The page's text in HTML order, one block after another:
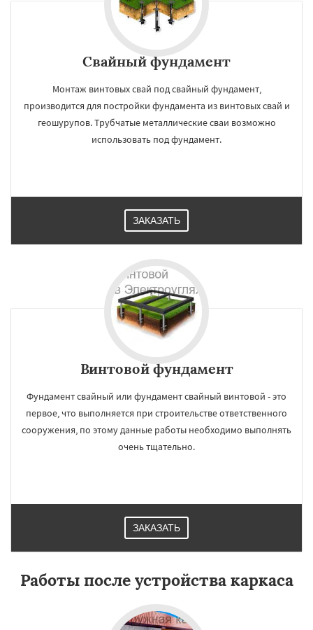
Свайный фундамент
Монтаж винтовых свай под свайный фундамент,
производится для постройки фундамента из винтовых свай и
геошурупов. Трубчатые металлические сваи возможно
использовать под фундамент.
ЗАКАЗАТЬ
Винтовой фундамент
Фундамент свайный или фундамент свайный винтовой - это
первое, что выполняется при строительстве ответственного
сооружения, по этому данные работы необходимо выполнять
очень тщательно.
ЗАКАЗАТЬ
Работы после устройства каркаса